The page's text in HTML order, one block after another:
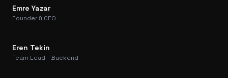
Emre Yazar
Founder & CEO
Eren Tekin
Team Lead - Backend